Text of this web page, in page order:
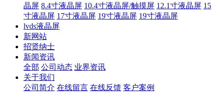
晶屏 8.4寸液晶屏 10.4寸液晶屏/触摸屏 12.1寸液晶屏 15
寸液晶屏 17寸液晶屏 19寸液晶屏 19寸液晶屏
lvds液晶屏
新网站
招贤纳士
新闻资讯
全部 公司动态 业界资讯
关于我们
公司简介 在线留言 在线反馈 客户案例